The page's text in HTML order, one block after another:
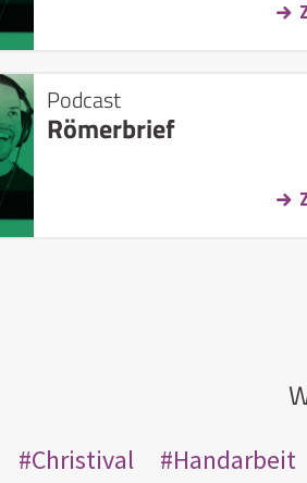
Podcast
Römerbrief
Christival Handarbeit